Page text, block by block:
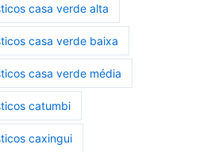
casa verde alta
casa verde baixa
casa verde média
catumbi
caxingui